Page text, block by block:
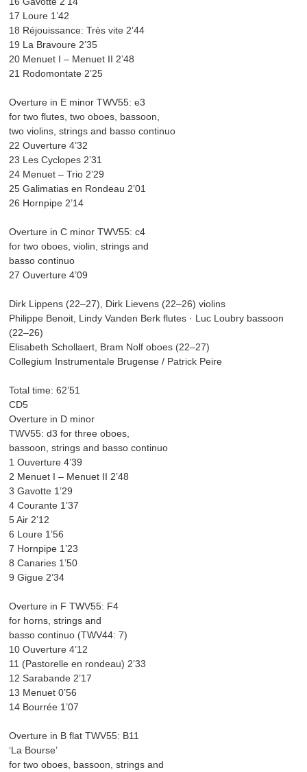
17 Loure 1’42
18 Réjouissance: Très vite 2’44
19 La Bravoure 2’35
20 Menuet I – Menuet II 2’48
21 Rodomontate 2’25
Overture in E minor TWV55: e3
for two flutes, two oboes, bassoon,
two violins, strings and basso continuo
22 Ouverture 4’32
23 Les Cyclopes 2’31
24 Menuet – Trio 2’29
25 Galimatias en Rondeau 2’01
26 Hornpipe 2’14
Overture in C minor TWV55: c4
for two oboes, violin, strings and
basso continuo
27 Ouverture 4’09
Dirk Lippens (22–27), Dirk Lievens (22–26) violins
Philippe Benoit, Lindy Vanden Berk flutes · Luc Loubry bassoon
(22–26)
Elisabeth Schollaert, Bram Nolf oboes (22–27)
Collegium Instrumentale Brugense / Patrick Peire
Total time: 62’51
CD5
Overture in D minor
TWV55: d3 for three oboes,
bassoon, strings and basso continuo
1 Ouverture 4’39
2 Menuet I – Menuet II 2’48
3 Gavotte 1’29
4 Courante 1’37
5 Air 2’12
6 Loure 1’56
7 Hornpipe 1’23
8 Canaries 1’50
9 Gigue 2’34
Overture in F TWV55: F4
for horns, strings and
basso continuo (TWV44: 7)
10 Ouverture 4’12
11 (Pastorelle en rondeau) 2’33
12 Sarabande 2’17
13 Menuet 0’56
14 Bourrée 1’07
Overture in B flat TWV55: B11
‘La Bourse’
for two oboes, bassoon, strings and